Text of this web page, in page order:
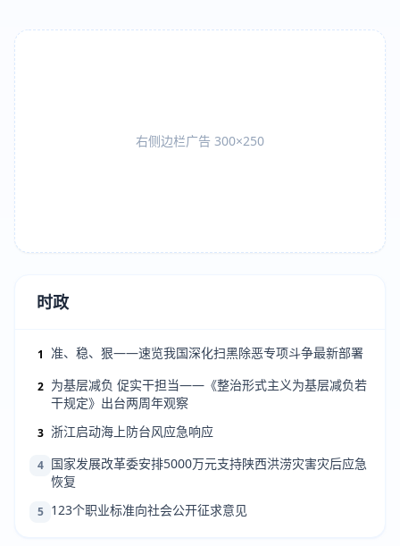
右侧边栏广告 300×250
时政
1 准、稳、狠——速览我国深化扫黑除恶专项斗争最新部署
2 为基层减负 促实干担当——《整治形式主义为基层减负若
干规定》出台两周年观察
3 浙江启动海上防台风应急响应
4 国家发展改革委安排5000万元支持陕西洪涝灾害灾后应急
恢复
5 123个职业标准向社会公开征求意见